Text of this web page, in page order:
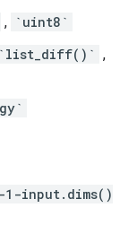
, `uint8`
`list_diff()` ,
1-input.dims()